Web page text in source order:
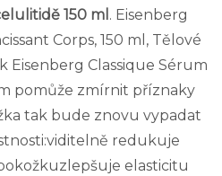
150 ml . Eisenberg
Corps, 150 ml, Tělové
Eisenberg Classique Sérum
pomůže zmírnit příznaky
tak bude znovu vypadat
redukuje
elasticitu